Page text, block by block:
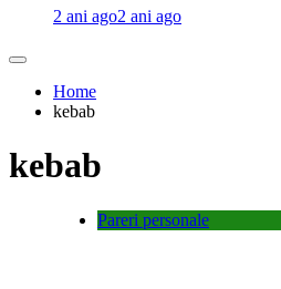
2 ani ago2 ani ago
Home
kebab
kebab
Pareri personale